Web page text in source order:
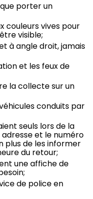
porter un
couleurs vives pour
visible;
à angle droit, jamais
et les feux de
la collecte sur un
conduits par
seuls lors de la
et le numéro
plus de les informer
du retour;
une affiche de
de police en